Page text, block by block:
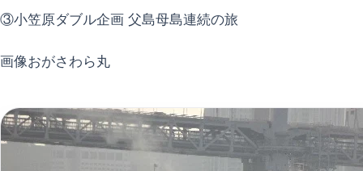
③小笠原ダブル企画 父島母島連続の旅
画像おがさわら丸